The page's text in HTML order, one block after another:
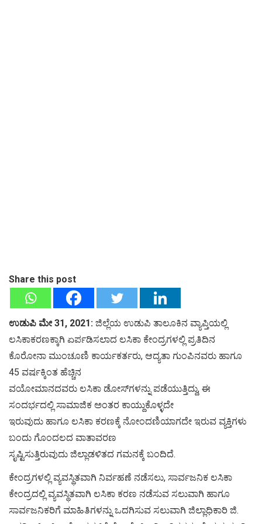
Share this post
ಉಡುಪಿ ಮೇ 31, 2021: ಜಿಲ್ಲೆಯ ಉಡುಪಿ ತಾಲೂಕಿನ ವ್ಯಾಪ್ತಿಯಲ್ಲಿ
ಲಸಿಕಾಕರಣಕ್ಕಾಗಿ ಏರ್ಪಡಿಸಲಾದ ಲಸಿಕಾ ಕೇಂದ್ರಗಳಲ್ಲಿ ಪ್ರತಿದಿನ
ಕೊರೋನಾ ಮುಂಚೂಣಿ ಕಾರ್ಯಕರ್ತರು, ಆದ್ಯತಾ ಗುಂಪಿನವರು ಹಾಗೂ
45 ವರ್ಷಕ್ಕಿಂತ ಹೆಚ್ಚಿನ
ವಯೋಮಾನದವರು ಲಸಿಕಾ ಡೋಸ್‌ಗಳನ್ನು ಪಡೆಯುತ್ತಿದ್ದು, ಈ
ಸಂದರ್ಭದಲ್ಲಿ ಸಾಮಾಜಿಕ ಅಂತರ ಕಾಯ್ದುಕೊಳ್ಳದೇ
ಇರುವುದು ಹಾಗೂ ಲಸಿಕಾ ಕರಣಕ್ಕೆ ನೋಂದಣಿಯಾಗದೇ ಇರುವ ವ್ಯಕ್ತಿಗಳು
ಬಂದು ಗೊಂದಲದ ವಾತಾವರಣ
ಸೃಷ್ಟಿಸುತ್ತಿರುವುದು ಜಿಲ್ಲಾಡಳಿತದ ಗಮನಕ್ಕೆ ಬಂದಿದೆ.
ಕೇಂದ್ರಗಳಲ್ಲಿ ವ್ಯವಸ್ಥಿತವಾಗಿ ನಿರ್ವಹಣೆ ನಡೆಸಲು, ಸಾರ್ವಜನಿಕ ಲಸಿಕಾ
ಕೇಂದ್ರದಲ್ಲಿ ವ್ಯವಸ್ಥಿತವಾಗಿ ಲಸಿಕಾ ಕರಣ ನಡೆಸುವ ಸಲುವಾಗಿ ಹಾಗೂ
ಸಾರ್ವಜನಿಕರಿಗೆ ಮಾಹಿತಿಗಳನ್ನು ಒದಗಿಸುವ ಸಲುವಾಗಿ ಜಿಲ್ಲಾಧಿಕಾರಿ ಜಿ.